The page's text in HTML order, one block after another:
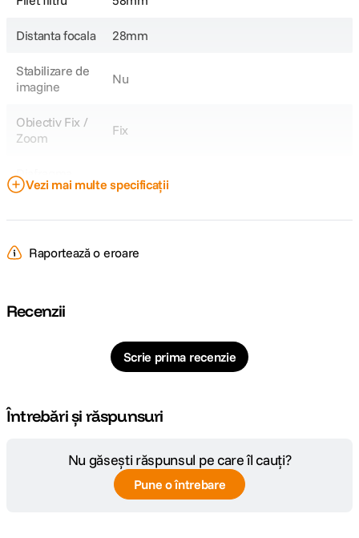
Distanta focala 28mm
Stabilizare de
imagine
Nu
Obiectiv Fix /
Zoom
Fix
Diafragma
Maxima
f/11
137 gr
DETALII PRODUCATOR
Vezi mai multe specificații
Raportează o eroare
Recenzii
Scrie prima recenzie
Întrebări și răspunsuri
Nu găsești răspunsul pe care îl cauți?
Pune o întrebare